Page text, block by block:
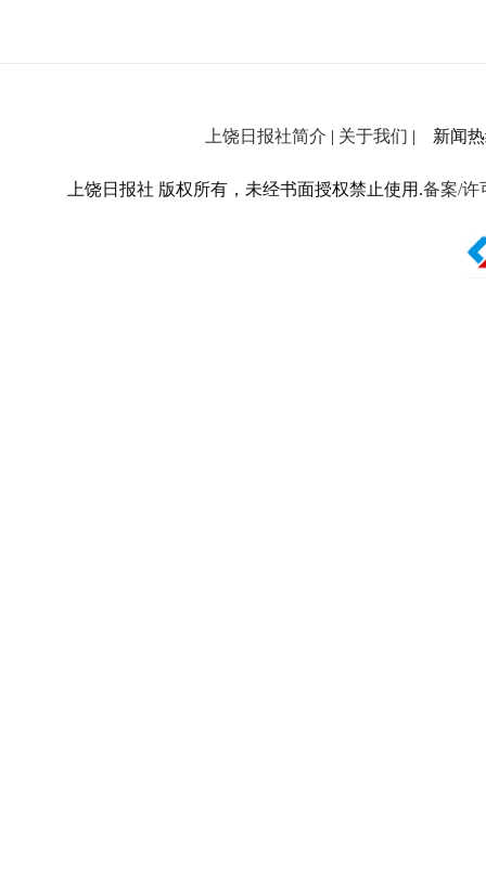
上饶日报社简介 | 关于我们 | 新闻热
上饶日报社 版权所有，未经书面授权禁止使用.备案/许